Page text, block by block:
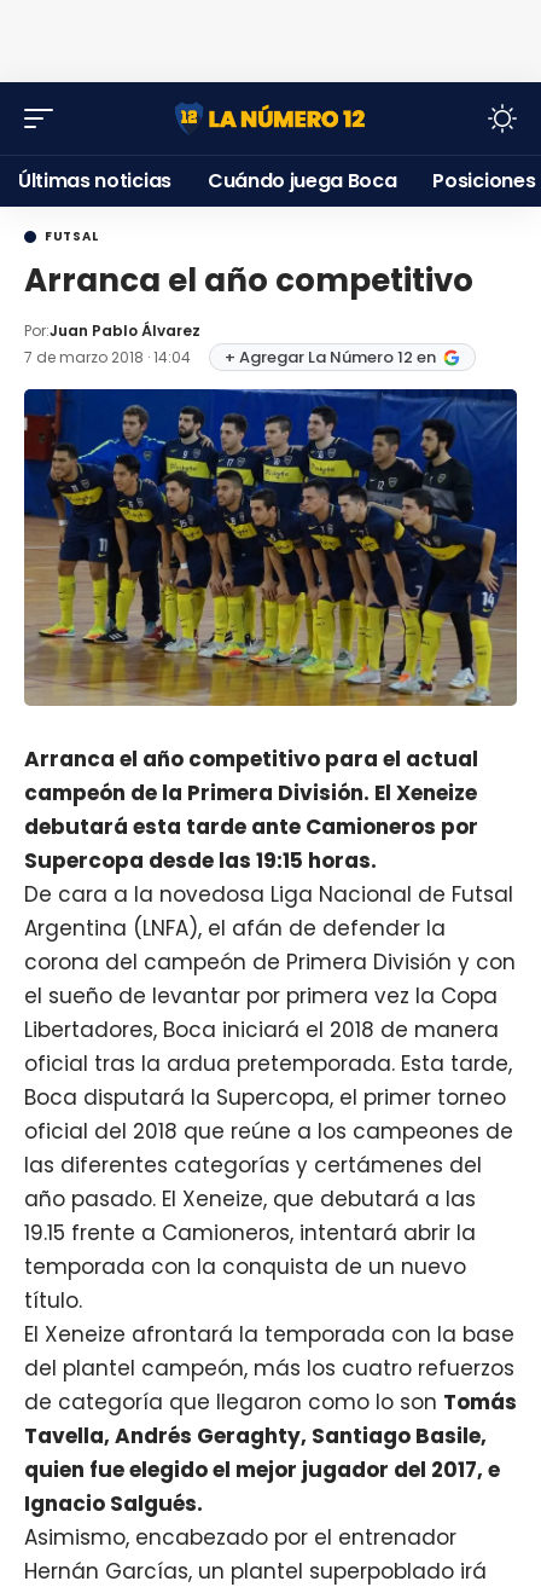
Últimas noticias Cuándo juega Boca Posiciones
FUTSAL
Arranca el año competitivo
Por:Juan Pablo Álvarez
7 de marzo 2018 · 14:04
+ Agregar La Número 12 en
Arranca el año competitivo para el actual
campeón de la Primera División. El Xeneize
debutará esta tarde ante Camioneros por
Supercopa desde las 19:15 horas.
De cara a la novedosa Liga Nacional de Futsal
Argentina (LNFA), el afán de defender la
corona del campeón de Primera División y con
el sueño de levantar por primera vez la Copa
Libertadores, Boca iniciará el 2018 de manera
oficial tras la ardua pretemporada. Esta tarde,
Boca disputará la Supercopa, el primer torneo
oficial del 2018 que reúne a los campeones de
las diferentes categorías y certámenes del
año pasado. El Xeneize, que debutará a las
19.15 frente a Camioneros, intentará abrir la
temporada con la conquista de un nuevo
título.
El Xeneize afrontará la temporada con la base
del plantel campeón, más los cuatro refuerzos
de categoría que llegaron como lo son Tomás
Tavella, Andrés Geraghty, Santiago Basile,
quien fue elegido el mejor jugador del 2017, e
Ignacio Salgués.
Asimismo, encabezado por el entrenador
Hernán Garcías, un plantel superpoblado irá